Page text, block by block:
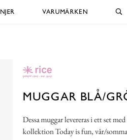
VARUMÄRKEN
MUGGAR BLÅ/
Dessa muggar levereras i ett set
kollektion Today is fun, vår/